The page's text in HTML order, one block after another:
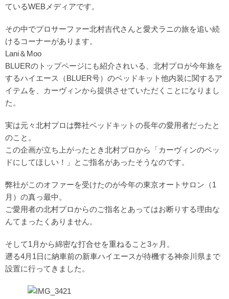
ているWEBメディアです。
その中でプロサーファー北村吉代さんと愛犬ラニの旅を追い続
けるコーナーがあります。
Lani＆Moo
BLUERのトップページにも紹介されいる、北村プロが今年旅を
するハイエース（BLUER号）のベッドキット他内装に関するア
イテムを、カーヴィンから提供させていただくことになりまし
た。
実は元々北村プロは弊社ベッドキットの長年の愛用者だったと
のこと。
この企画が立ち上がったとき北村プロから「カーヴィンのベッ
ドにしてほしい！」とご指名があったそうなのです。
弊社がこのオファーを受けたのが今年の東京オートサロン（1
月）の真っ最中。
ご愛用者の北村プロからのご指名とあってはお断りする理由な
んてまったくありません。
そして1月から綿密な打合せを重ねること3ヶ月。
遡る4月1日に納車前の新車ハイエースが待機する神奈川県まで
設置に行ってきました。